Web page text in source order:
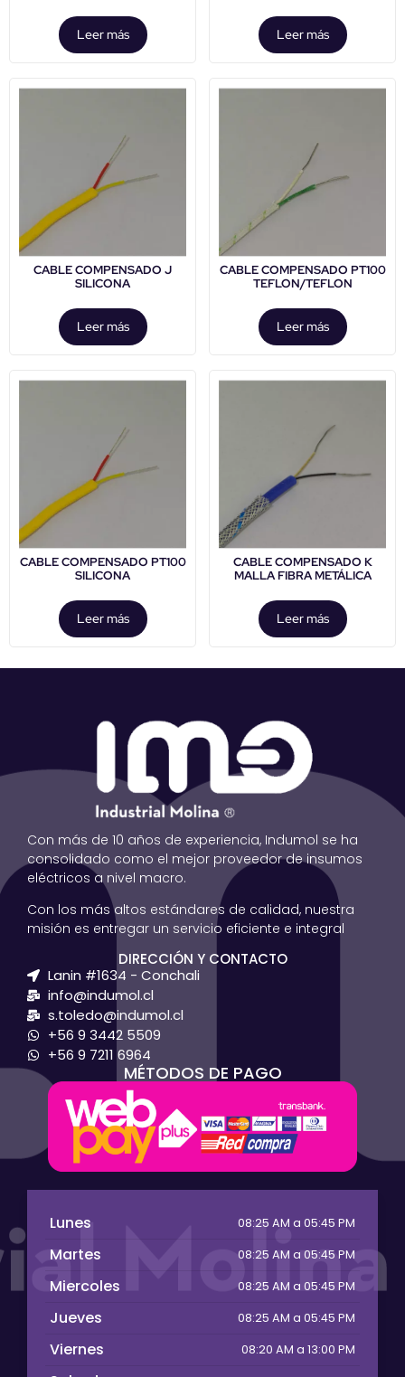
Leer más Leer más
CABLE COMPENSADO J
SILICONA
Leer más
CABLE COMPENSADO PT100
TEFLON/TEFLON
Leer más
CABLE COMPENSADO PT100
SILICONA
Leer más
CABLE COMPENSADO K
MALLA FIBRA METÁLICA
Leer más
Con más de 10 años de experiencia, Indumol se ha
consolidado como el mejor proveedor de insumos
eléctricos a nivel macro.
Con los más altos estándares de calidad, nuestra
misión es entregar un servicio eficiente e integral
DIRECCIÓN Y CONTACTO
Lanin #1634 - Conchali
info@indumol.cl
s.toledo@indumol.cl
+56 9 3442 5509
+56 9 7211 6964
MÉTODOS DE PAGO
Lunes 08:25 AM a 05:45 PM
Martes 08:25 AM a 05:45 PM
Miercoles 08:25 AM a 05:45 PM
Jueves 08:25 AM a 05:45 PM
Viernes 08:20 AM a 13:00 PM